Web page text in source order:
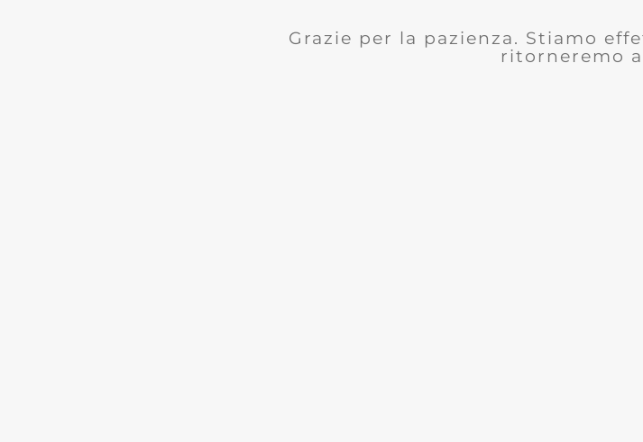
Grazie per la pazienza. Stiamo
ritorneremo